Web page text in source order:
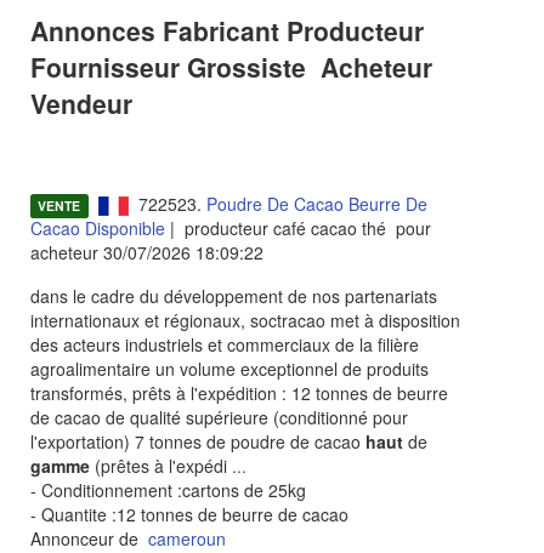
Annonces Fabricant Producteur
Fournisseur Grossiste Acheteur
Vendeur
VENTE 722523. Poudre De Cacao Beurre De
Cacao Disponible | producteur café cacao thé pour
acheteur 30/07/2026 18:09:22
dans le cadre du développement de nos partenariats
internationaux et régionaux, soctracao met à disposition
des acteurs industriels et commerciaux de la filière
agroalimentaire un volume exceptionnel de produits
transformés, prêts à l'expédition : 12 tonnes de beurre
de cacao de qualité supérieure (conditionné pour
l'exportation) 7 tonnes de poudre de cacao haut de
gamme (prêtes à l'expédi ...
- Conditionnement :cartons de 25kg
- Quantite :12 tonnes de beurre de cacao
Annonceur de cameroun